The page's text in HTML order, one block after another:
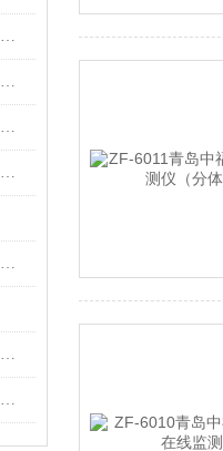
全自动脂肪测定仪其操作步骤可分为以下五个核心阶段
负氧离子检测仪通常由以下几个主要部分组成
固相萃取装置究竟是如何进行操作的呢？
实验室超声波清洗机在使用时有什么技巧呢？
负氧离子检测仪在使用方面还是有些技巧的
高效杀菌新选择：了解自控型高压灭菌锅的多功能应用！
如何确保固相萃取装置正确的安装和有效运行呢？